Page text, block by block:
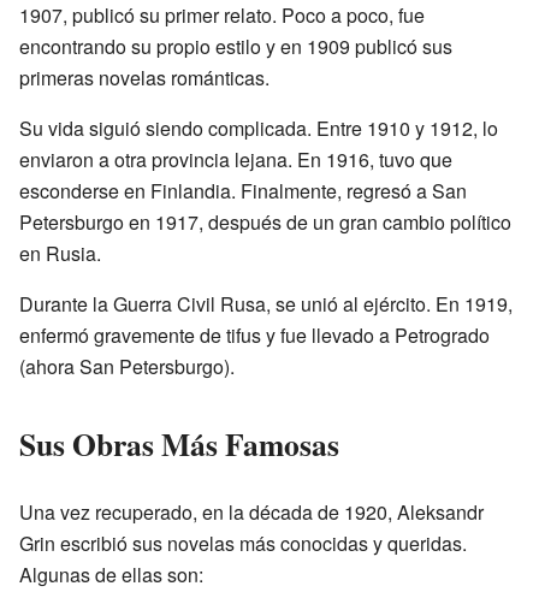
1907, publicó su primer relato. Poco a poco, fue
encontrando su propio estilo y en 1909 publicó sus
primeras novelas románticas.
Su vida siguió siendo complicada. Entre 1910 y 1912, lo
enviaron a otra provincia lejana. En 1916, tuvo que
esconderse en Finlandia. Finalmente, regresó a San
Petersburgo en 1917, después de un gran cambio político
en Rusia.
Durante la Guerra Civil Rusa, se unió al ejército. En 1919,
enfermó gravemente de tifus y fue llevado a Petrogrado
(ahora San Petersburgo).
Sus Obras Más Famosas
Una vez recuperado, en la década de 1920, Aleksandr
Grin escribió sus novelas más conocidas y queridas.
Algunas de ellas son: